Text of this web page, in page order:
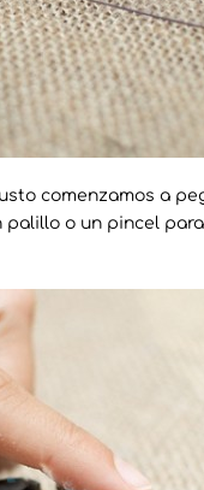
comenzamos a
o un pincel